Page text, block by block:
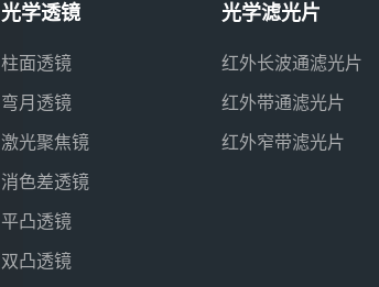
光学透镜
柱面透镜
弯月透镜
激光聚焦镜
消色差透镜
平凸透镜
双凸透镜
光学滤光片
红外长波通滤光片
红外带通滤光片
红外窄带滤光片